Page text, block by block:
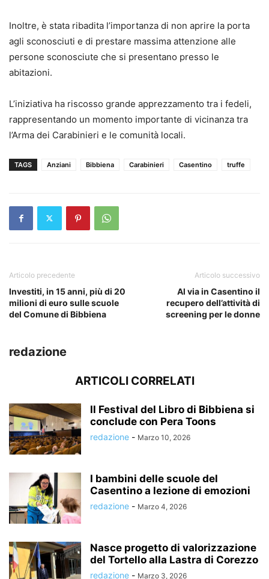
Inoltre, è stata ribadita l’importanza di non aprire la porta
agli sconosciuti e di prestare massima attenzione alle
persone sconosciute che si presentano presso le
abitazioni.
L’iniziativa ha riscosso grande apprezzamento tra i fedeli,
rappresentando un momento importante di vicinanza tra
l’Arma dei Carabinieri e le comunità locali.
TAGS Anziani Bibbiena Carabinieri Casentino truffe
Articolo precedente
Investiti, in 15 anni, più di 20
milioni di euro sulle scuole
del Comune di Bibbiena
Articolo successivo
Al via in Casentino il
recupero dell’attività di
screening per le donne
redazione
ARTICOLI CORRELATI
Il Festival del Libro di Bibbiena si
conclude con Pera Toons
redazione - Marzo 10, 2026
I bambini delle scuole del
Casentino a lezione di emozioni
redazione - Marzo 4, 2026
Nasce progetto di valorizzazione
del Tortello alla Lastra di Corezzo
redazione - Marzo 3, 2026